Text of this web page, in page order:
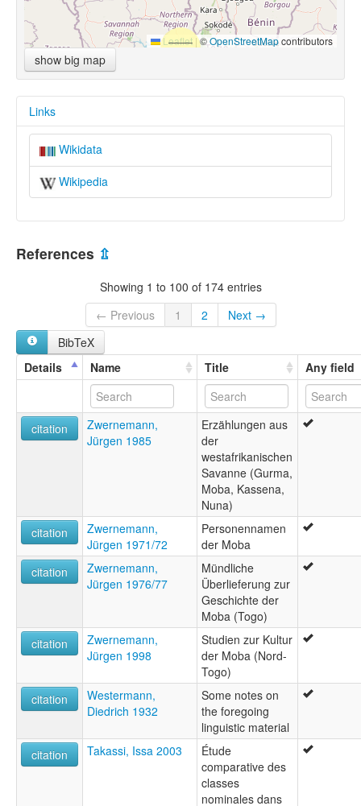
Leaflet |©OpenStreetMapcontributors
show big map
Links
Wikidata
Wikipedia
References ⇫
Showing 1 to 100 of 174 entries
← Previous
1 2
Next →
BibTeX
Details
Name Title Any field
citation
Zwernemann,
Jürgen 1985
Erzählungen aus
der
westafrikanischen
Savanne (Gurma,
Moba, Kassena,
Nuna)
citation
Zwernemann,
Jürgen 1971/72
Personennamen
der Moba
citation
Zwernemann,
Jürgen 1976/77
Mündliche
Überlieferung zur
Geschichte der
Moba (Togo)
citation
Zwernemann,
Jürgen 1998
Studien zur Kultur
der Moba (Nord-
Togo)
citation
Westermann,
Diedrich 1932
Some notes on
the foregoing
linguistic material
citation
Takassi, Issa 2003
Étude
comparative des
classes
nominales dans